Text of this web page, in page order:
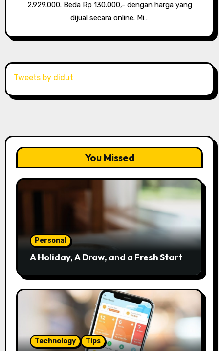
2.929.000. Beda Rp 130.000,- dengan harga yang
dijual secara online. Mi…
Tweets by didut
You Missed
Personal
A Holiday, A Draw, and a Fresh Start
Technology Tips